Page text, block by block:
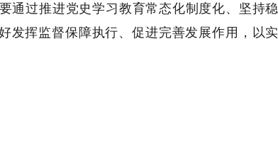
要通过推进党史学习教育常态化制度化、坚持稳
发挥监督保障执行、促进完善发展作用，以实